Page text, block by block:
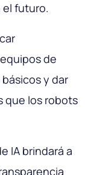
futuro.
de
y dar
que los robots
IA brindará a